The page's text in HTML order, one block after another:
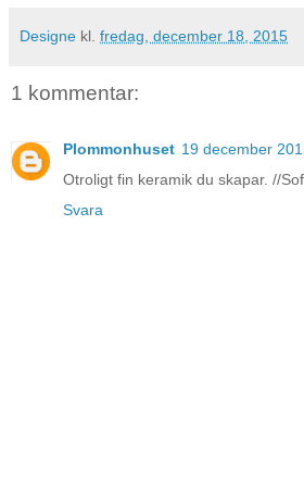
Designe kl. fredag, december 18, 2015
1 kommentar:
Plommonhuset 19 december
Otroligt fin keramik du skapar. //
Svara